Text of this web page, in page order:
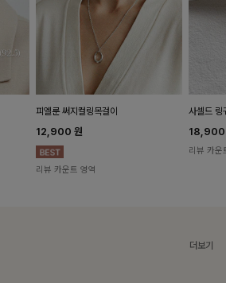
피엘룬 써지컬링목걸이
12,900 원
리뷰 카운트 영역
사셀드 링
리뷰 카운
더보기